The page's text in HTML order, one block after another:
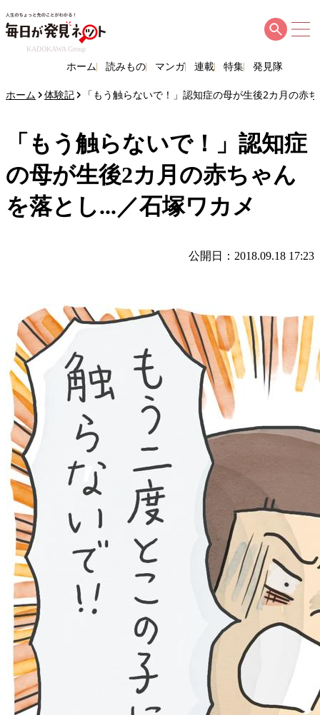
KADOKAWA Group
ホーム 読みもの マンガ 連載 特集 発見隊
ホーム 体験記 「もう触らないで！」認知症の母が生後2カ月の赤
「もう触らないで！」認知症
の母が生後2カ月の赤ちゃん
を落とし...／石塚ワカメ
公開日：2018.09.18 17:23